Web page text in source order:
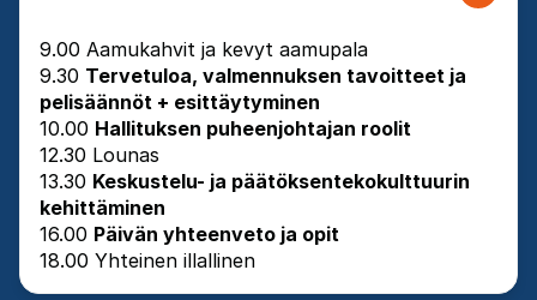
9.00 Aamukahvit ja kevyt aamupala
9.30 Tervetuloa, valmennuksen tavoitteet ja
pelisäännöt + esittäytyminen
10.00 Hallituksen puheenjohtajan roolit
12.30 Lounas
13.30 Keskustelu- ja päätöksentekokulttuurin
kehittäminen
16.00 Päivän yhteenveto ja opit
18.00 Yhteinen illallinen